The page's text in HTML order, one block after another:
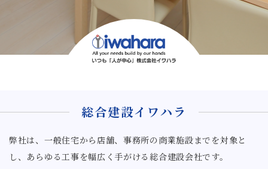
総合建設イワハラ
弊社は、一般住宅から店舗、事務所の商業施設までを対象と
し、あらゆる工事を幅広く手がける総合建設会社です。